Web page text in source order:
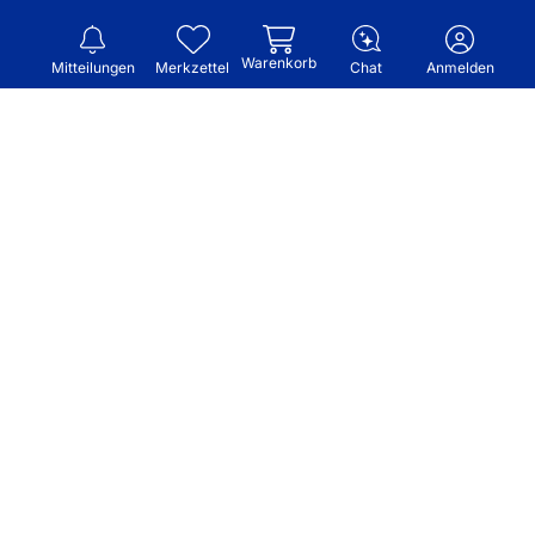
Mitteilungen Merkzettel Warenkorb Chat Anmelden